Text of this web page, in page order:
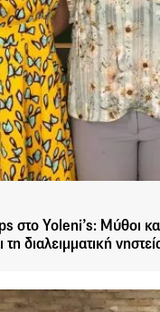
στο Yoleni’s: Μύθοι
τη διαλειμματική